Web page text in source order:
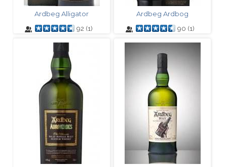
Ardbeg Alligator
92 (1)
Ardbeg Ardbog
90 (1)